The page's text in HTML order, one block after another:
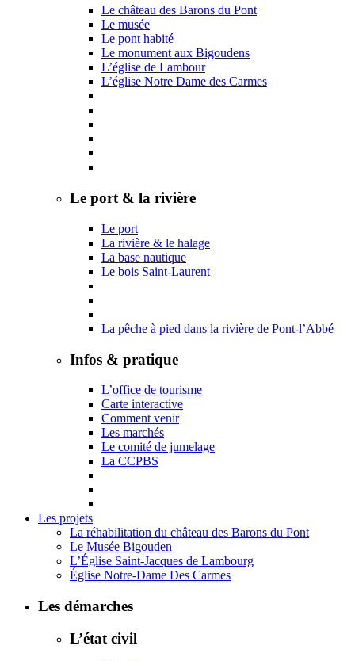
Le château des Barons du Pont
Le musée
Le pont habité
Le monument aux Bigoudens
L’église de Lambour
L’église Notre Dame des Carmes
Le port & la rivière
Le port
La rivière & le halage
La base nautique
Le bois Saint-Laurent
La pêche à pied dans la rivière de Pont-l’Abbé
Infos & pratique
L’office de tourisme
Carte interactive
Comment venir
Les marchés
Le comité de jumelage
La CCPBS
Les projets
La réhabilitation du château des Barons du Pont
Le Musée Bigouden
L’Église Saint-Jacques de Lambourg
Église Notre-Dame Des Carmes
Les démarches
L’état civil